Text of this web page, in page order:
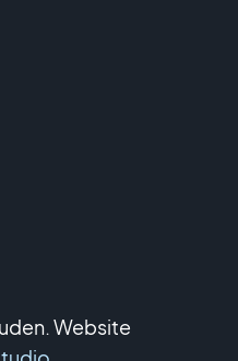
Website